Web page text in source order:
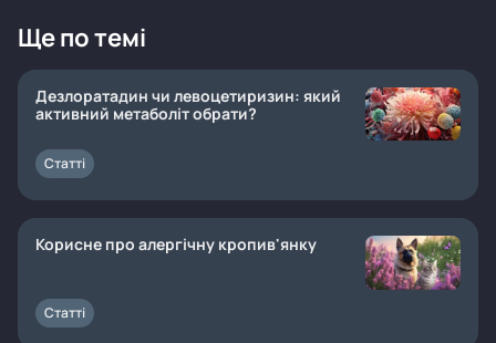
Ще по темі
Дезлоратадин чи левоцетиризин: який
активний метаболіт обрати?
Статті
Корисне про алергічну кропив'янку
Статті